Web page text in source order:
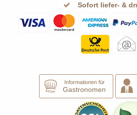
Sofort liefer- &
Informationen für
Gastronomen